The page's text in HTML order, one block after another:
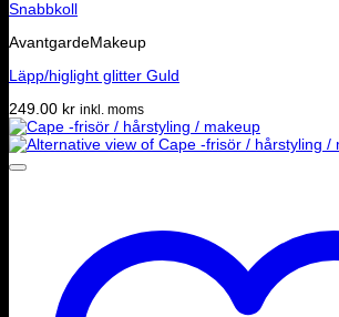
Snabbkoll
AvantgardeMakeup
Läpp/higlight glitter Guld
249.00 kr inkl. moms